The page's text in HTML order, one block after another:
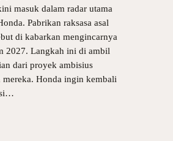
masuk dalam radar utama
Pabrikan raksasa asal
di kabarkan mengincarnya
2027. Langkah ini di ambil
dari proyek ambisius
mereka. Honda ingin kembali